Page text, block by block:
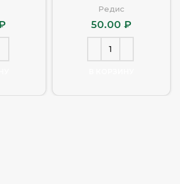
Редис
50.00 ₽